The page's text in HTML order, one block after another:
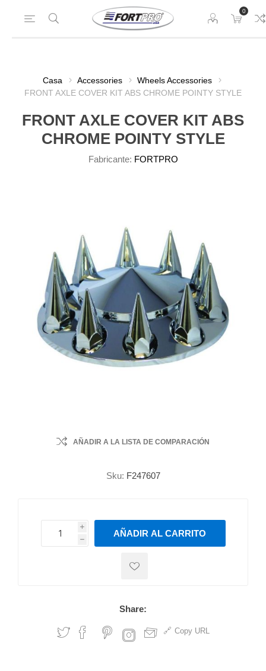
0
Casa Accessories
Wheels Accessories
FRONT AXLE COVER KIT ABS CHROME POINTY STYLE
FRONT AXLE COVER KIT ABS
CHROME POINTY STYLE
Fabricante: FORTPRO
AÑADIR A LA LISTA DE COMPARACIÓN
Sku: F247607
i
h
h
AÑADIR AL CARRITO
Share:
Copy URL